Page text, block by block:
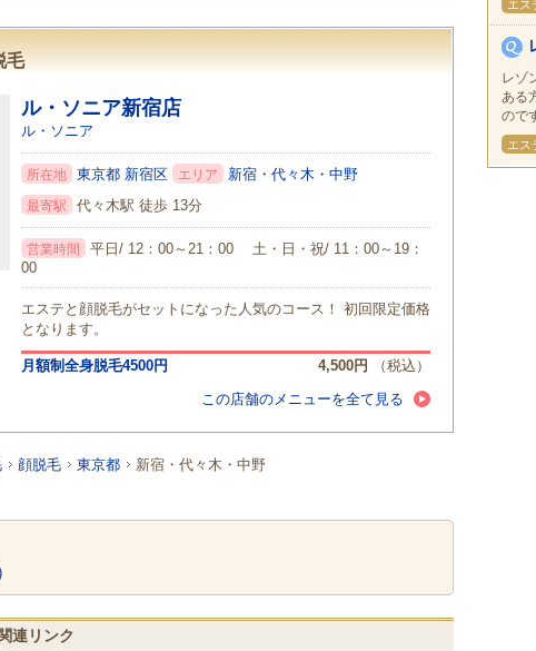
毛
ル・ソニア新宿店
ル・ソニア
所在地 東京都 新宿区 エリア 新宿・代々木・中野
最寄駅 代々木駅 徒歩 13分
営業時間
平日/ 12：00～21：00 土・日・祝/ 11：00～19：
00
エステと顔脱毛がセットになった人気のコース！ 初回限定価格
となります。
月額制全身脱毛4500円 4,500円
（税込）
この店舗のメニューを全て見る
顔脱毛 東京都 新宿・代々木・中野
連リンク
エス
レゾ
ある
ので
エス